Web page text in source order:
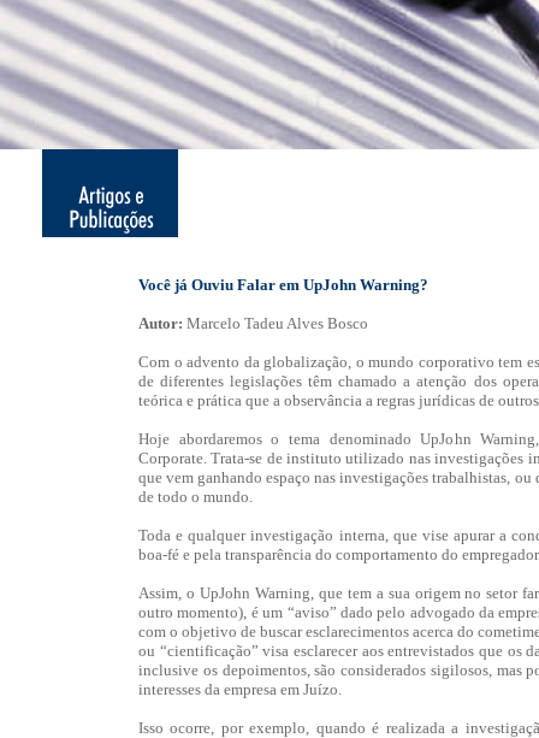
Você já Ouviu Falar em UpJohn Warning?
Autor: Marcelo Tadeu Alves Bosco
Com o advento da globalização, o mundo corporativo tem
de diferentes legislações têm chamado a atenção dos
teórica e prática que a observância a regras jurídicas de
Hoje abordaremos o tema denominado UpJohn
Corporate. Trata-se de instituto utilizado nas investigações
que vem ganhando espaço nas investigações trabalhistas, ou
de todo o mundo.
Toda e qualquer investigação interna, que vise apurar a
boa-fé e pela transparência do comportamento do
Assim, o UpJohn Warning, que tem a sua origem no setor
outro momento), é um “aviso” dado pelo advogado da
com o objetivo de buscar esclarecimentos acerca do
ou “cientificação” visa esclarecer aos entrevistados que os
inclusive os depoimentos, são considerados sigilosos, mas
interesses da empresa em Juízo.
Isso ocorre, por exemplo, quando é realizada a